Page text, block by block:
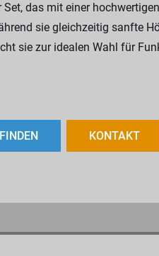
das mit einer
sie gleichzeitig sanfte
sie zur idealen Wahl für
KONTAKT